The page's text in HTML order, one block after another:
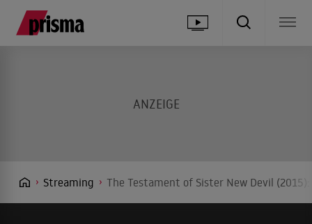
Streaming The Testament of Sister New Devil